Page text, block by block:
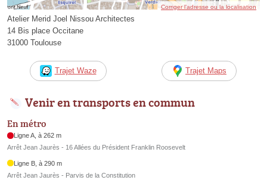
Corriger l’adresse ou la localisation
Atelier Merid Joel Nissou Architectes
14 Bis place Occitane
31000 Toulouse
Trajet Waze Trajet Maps
Venir en transports en commun
En métro
Ligne A, à 262 m
Arrêt Jean Jaurès - 16 Allées du Président Franklin Roosevelt
Ligne B, à 290 m
Arrêt Jean Jaurès - Parvis de la Constitution